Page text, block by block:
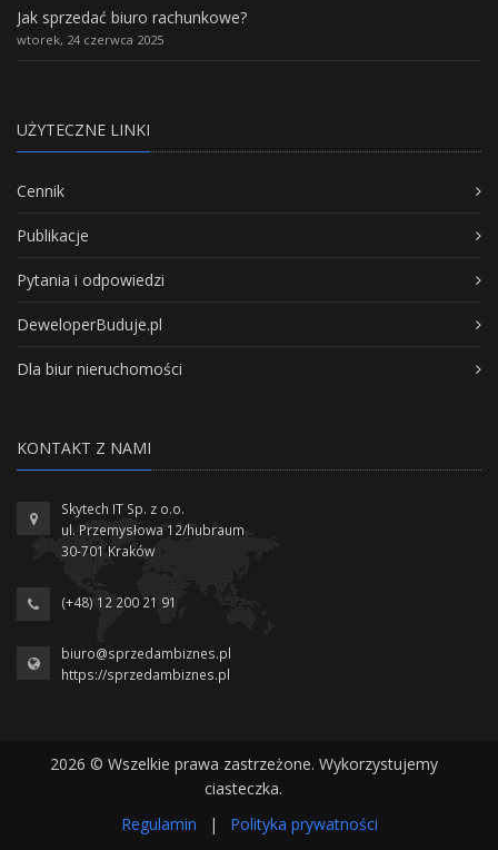
Jak sprzedać biuro rachunkowe?
wtorek, 24 czerwca 2025
UŻYTECZNE LINKI
Cennik
Publikacje
Pytania i odpowiedzi
DeweloperBuduje.pl
Dla biur nieruchomości
KONTAKT Z NAMI
Skytech IT Sp. z o.o.
ul. Przemysłowa 12/hubraum
30-701 Kraków
(+48) 12 200 21 91
biuro@sprzedambiznes.pl
https://sprzedambiznes.pl
2026 © Wszelkie prawa zastrzeżone. Wykorzystujemy
ciasteczka.
Regulamin
| Polityka prywatności